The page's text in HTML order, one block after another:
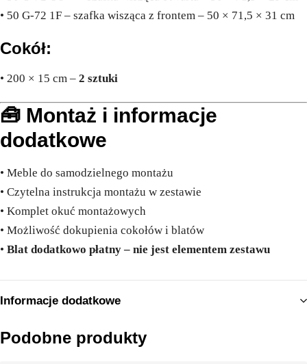
• 50 G-72 1F – szafka wisząca z frontem – 50 × 71,5 × 31 cm
Cokół:
• 200 × 15 cm – 2 sztuki
🧰 Montaż i informacje
dodatkowe
• Meble do samodzielnego montażu
• Czytelna instrukcja montażu w zestawie
• Komplet okuć montażowych
• Możliwość dokupienia cokołów i blatów
• Blat dodatkowo płatny – nie jest elementem zestawu
Informacje dodatkowe
Podobne produkty